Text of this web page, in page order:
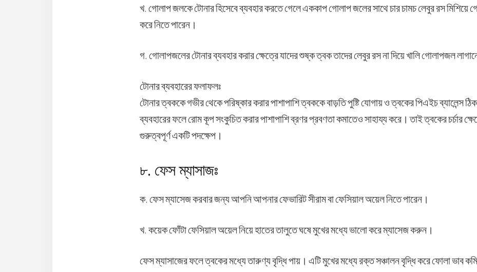
খ. গোলাপ জলকে টোনার হিসেবে ব্যবহার করতে গেলে এককাপ গোলাপ জলের সাথে চার চামচ লেবুর রস মিশিয়ে
করে নিতে পারেন।
গ. গোলাপজলের টোনার ব্যবহার করার ক্ষেত্রে যাদের শুষ্ক ত্বক তাদের লেবুর রস না দিয়ে খালি গোলাপজল
টোনার ব্যবহারের ফলাফলঃ
টোনার ত্বককে গভীর থেকে পরিষ্কার করার পাশাপাশি ত্বককে বাড়তি পুষ্টি যোগায় ও ত্বকের পিএইচ ব্যালেন্স
ব্যবহারের ফলে রোম কূপ সংকুচিত করার পাশাপাশি ব্রণর প্রবণতা কমাতেও সাহায্য করে। তাই ত্বকের চর্চার
গুরুত্বপূর্ণ একটি পদক্ষেপ।
৮. ফেস ম্যাসাজঃ
ক. ফেস ম্যাসেজ করবার জন্য আপনি আপনার ফেভারিট সীরাম বা ফেসিয়াল অয়েল নিতে পারেন।
খ. কয়েক ফোঁটা ফেসিয়াল অয়েল নিয়ে হাতের তালুতে ঘষে মুখের মধ্যে ভালো করে ম্যাসেজ করুন।
ফেস ম্যাসাজের ফলে ত্বকের মধ্যে তারুণ্য বৃদ্ধি পায়। এটি মুখের মধ্যে রক্ত সঞ্চালন বৃদ্ধি করে ফোলা ভাব